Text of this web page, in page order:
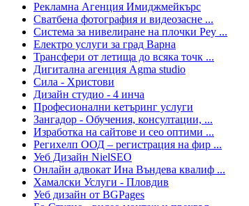
Рекламна Агенция Имиджмейкърс
Сватбена фотография и видеозасне ...
Система за нивелиране на плочки Pey ...
Електро услуги за град Варна
Трансфери от летища до всяка точк ...
Дигитална агенция Agma studio
Сила - Христови
Дизайн студио - 4 инча
Професионални кетъринг услуги
Зангадор - Обучения, консултации, ...
Изработка на сайтове и сео оптими ...
Регихелп ООД – регистрация на фир ...
Уеб Дизайн NielSEO
Онлайн адвокат Ина Въндева квалиф ...
Хамалски Услуги - Пловдив
Уеб дизайн от BGPages